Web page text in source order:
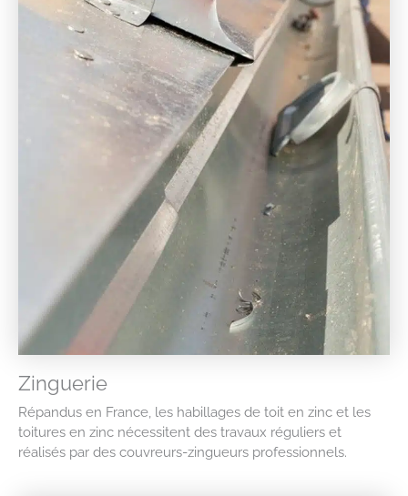
Zinguerie
Répandus en France, les habillages de toit en zinc et les
toitures en zinc nécessitent des travaux réguliers et
réalisés par des couvreurs-zingueurs professionnels.